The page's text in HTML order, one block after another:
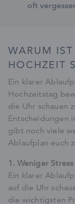
oft
WARUM
HOCHZEIT
Ein klarer
Hochzeitstag
die Uhr schauen
Entscheidungen
gibt noch viele
Ablaufplan euch
1. Weniger
Ein klarer
auf die Uhr
die wichtigsten